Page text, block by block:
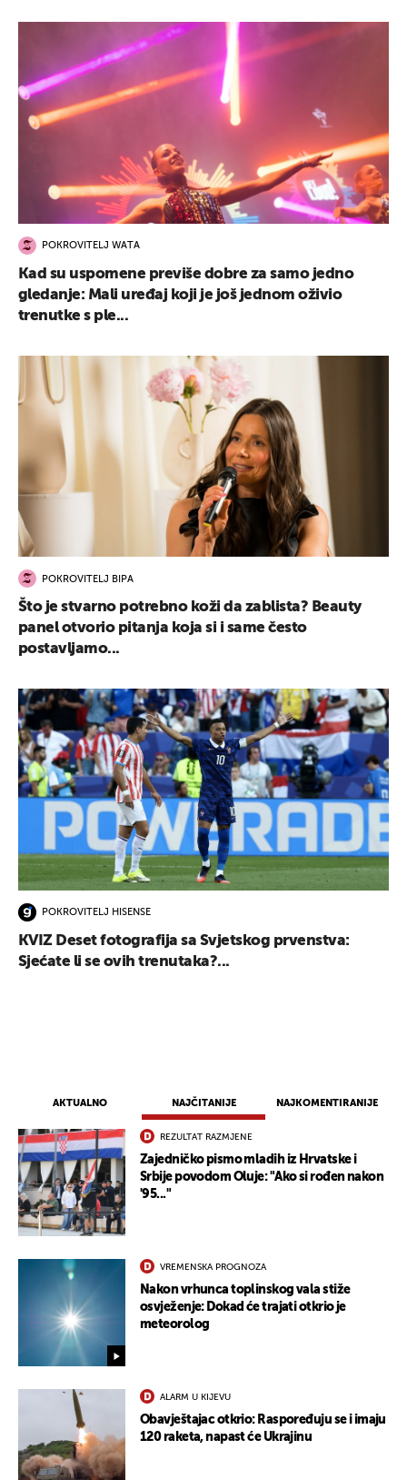
AKTUALNO NAJČITANIJE NAJKOMENTIRANIJE
REZULTAT RAZMJENE
Zajedničko pismo mladih iz Hrvatske i
Srbije povodom Oluje: "Ako si rođen nakon
'95..."
VREMENSKA PROGNOZA
Nakon vrhunca toplinskog vala stiže
osvježenje: Dokad će trajati otkrio je
meteorolog
ALARM U KIJEVU
Obavještajac otkrio: Raspoređuju se i imaju
120 raketa, napast će Ukrajinu
POKROVITELJ WATA
Kad su uspomene previše dobre za samo jedno
gledanje: Mali uređaj koji je još jednom oživio
trenutke s ple...
POKROVITELJ BIPA
Što je stvarno potrebno koži da zablista? Beauty
panel otvorio pitanja koja si i same često
postavljamo...
POKROVITELJ HISENSE
KVIZ Deset fotografija sa Svjetskog prvenstva:
Sjećate li se ovih trenutaka?...